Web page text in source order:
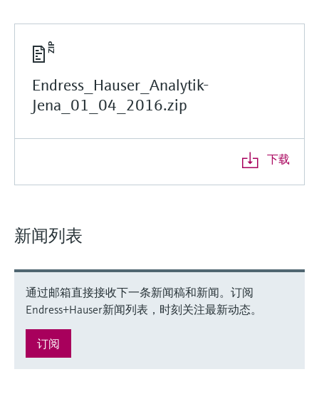
Endress_Hauser_Analytik-
Jena_01_04_2016.zip
下载
新闻列表
通过邮箱直接接收下一条新闻稿和新闻。订阅
Endress+Hauser新闻列表，时刻关注最新动态。
订阅